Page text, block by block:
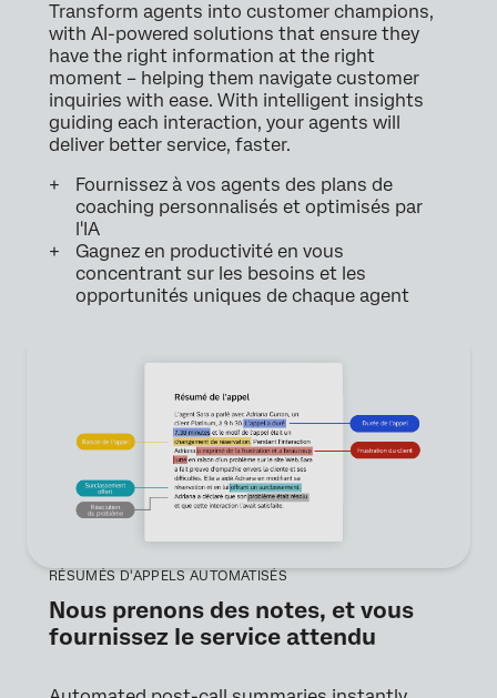
Transform agents into customer champions,
with AI-powered solutions that ensure they
have the right information at the right
moment – helping them navigate customer
inquiries with ease. With intelligent insights
guiding each interaction, your agents will
deliver better service, faster.
Fournissez à vos agents des plans de
coaching personnalisés et optimisés par
l'IA
Gagnez en productivité en vous
concentrant sur les besoins et les
opportunités uniques de chaque agent
RÉSUMÉS D'APPELS AUTOMATISÉS
Nous prenons des notes, et vous
fournissez le service attendu